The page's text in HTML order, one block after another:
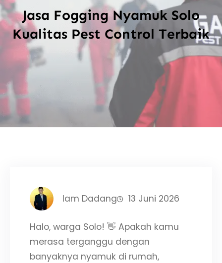
Jasa Fogging Nyamuk Solo
Kualitas Pest Control Terbaik
Iam Dadang 13 Juni 2026
Halo, warga Solo! 👋 Apakah kamu
merasa terganggu dengan
banyaknya nyamuk di rumah,